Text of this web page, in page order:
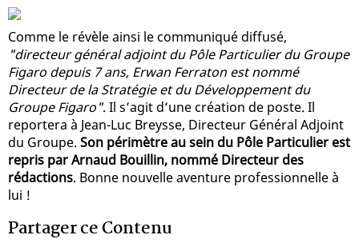
Comme le révèle ainsi le communiqué diffusé,
"directeur général adjoint du Pôle Particulier du Groupe
Figaro depuis 7 ans, Erwan Ferraton est nommé
Directeur de la Stratégie et du Développement du
Groupe Figaro". Il s’agit d’une création de poste. Il
reportera à Jean-Luc Breysse, Directeur Général Adjoint
du Groupe. Son périmètre au sein du Pôle Particulier est
repris par Arnaud Bouillin, nommé Directeur des
rédactions. Bonne nouvelle aventure professionnelle à
lui !
Partager ce Contenu